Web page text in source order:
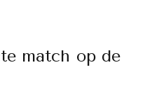
match op de